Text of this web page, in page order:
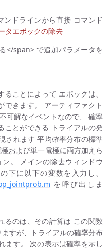
ンドラインから直接 コマンド
タエポックの除去
</span> で追加パラメータを
ことによって エポックは、
できます。 アーティファクト
可解なイベントなので、 確率
ことができる トライアルの発
されます 平均確率分布の標準
および単一電極に両方加えら
。 メインの除去ウィンドウ
の下に以下の変数を入力し、
を呼び出しま
るのは、その計算は この関数
すが、トライアルの確率分布
ます。 次の表示は確率を示し